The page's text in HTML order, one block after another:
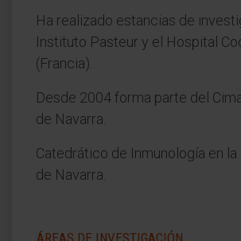
Ha realizado estancias de
Instituto Pasteur y el Hospital
(Francia).
Desde 2004 forma parte del
de Navarra.
Catedrático de Inmunología en la
de Navarra.
ÁREAS DE INVESTIGACIÓN